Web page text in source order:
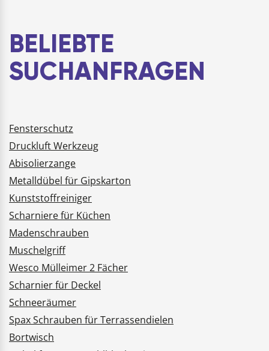
Stahlrohr, Kupferrohr,
Messingrohr und
AluminiumrohrPRÄZISE
& SCHARF …
BELIEBTE
SUCHANFRAGEN
Fensterschutz
Druckluft Werkzeug
Abisolierzange
Metalldübel für Gipskarton
Kunststoffreiniger
Scharniere für Küchen
Madenschrauben
Muschelgriff
Wesco Mülleimer 2 Fächer
Scharnier für Deckel
Schneeräumer
Spax Schrauben für Terrassendielen
Bortwisch